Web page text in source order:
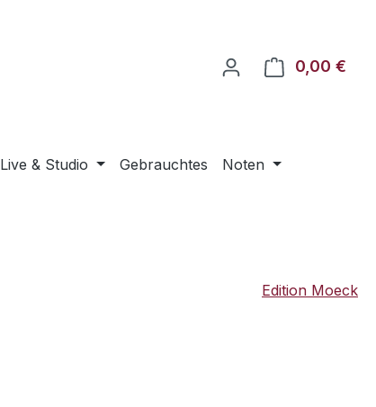
0,00 €
Live & Studio Gebrauchtes
Noten
Edition Moeck